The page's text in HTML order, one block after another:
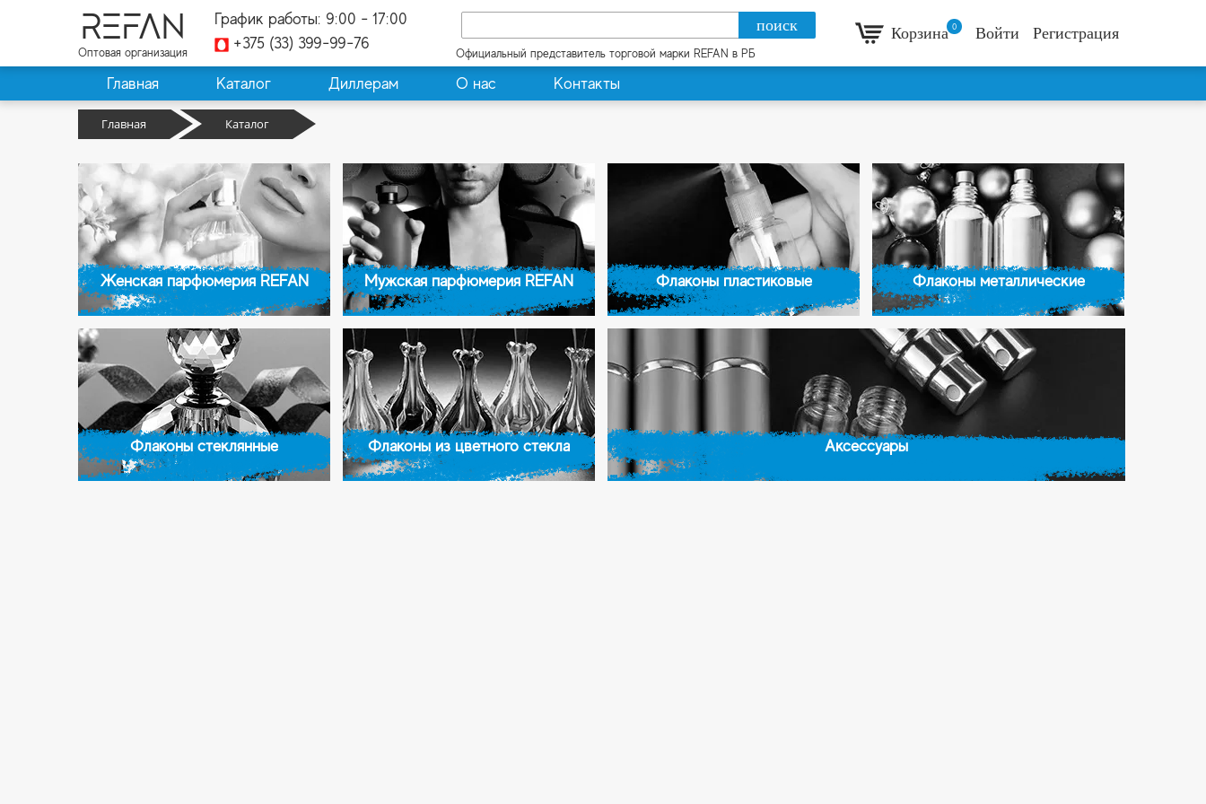
REFAN
Оптовая организация
График работы: 9:00 - 17:00
+375 (33) 399-99-76
Официальный представитель торговой марки REFAN в РБ
Корзина 0 Войти Регистрация
Главная Каталог Диллерам О нас Контакты
Главная Каталог
Женская парфюмерия REFAN Мужская парфюмерия REFAN Флаконы пластиковые Флаконы металлические
Флаконы стеклянные Флаконы из цветного стекла Аксессуары